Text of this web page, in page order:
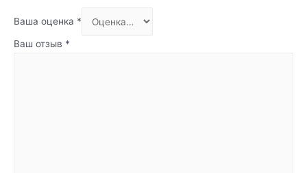
Ваша оценка *
Ваш отзыв *